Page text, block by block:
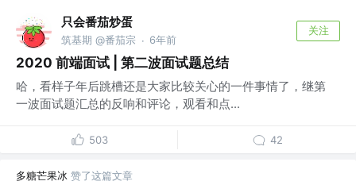
只会番茄炒蛋
筑基期 @番茄宗 · 6年前
关注
2020 前端面试 | 第二波面试题总结
哈，看样子年后跳槽还是大家比较关心的一件事情了，继第
一波面试题汇总的反响和评论，观看和点...
503 42
多糖芒果冰 赞了这篇文章